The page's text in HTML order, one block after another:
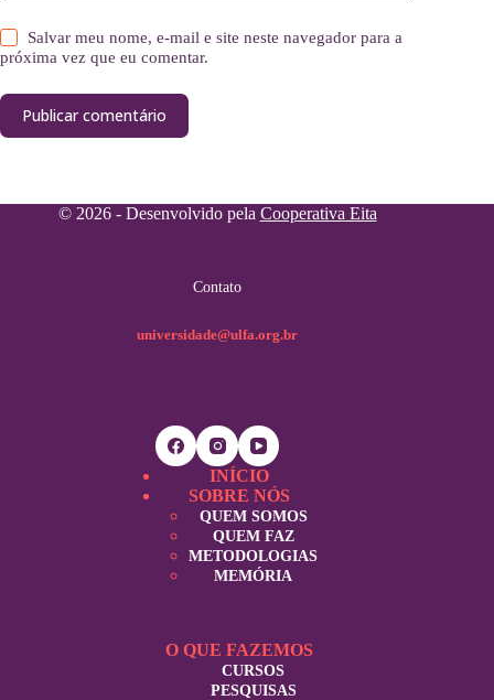
Salvar meu nome, e-mail e site neste navegador para a
próxima vez que eu comentar.
Publicar comentário
© 2026 - Desenvolvido pela Cooperativa Eita
Contato
universidade@ulfa.org.br
INÍCIO
SOBRE NÓS
QUEM SOMOS
QUEM FAZ
METODOLOGIAS
MEMÓRIA
O QUE FAZEMOS
CURSOS
PESQUISAS